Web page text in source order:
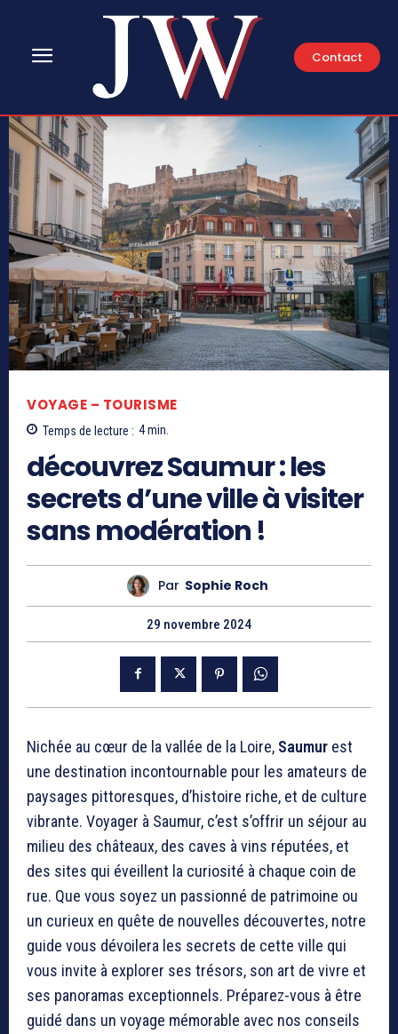
Contact
VOYAGE – TOURISME
Temps de lecture : 4min.
découvrez Saumur : les
secrets d’une ville à visiter
sans modération !
Par Sophie Roch
29 novembre 2024
Nichée au cœur de la vallée de la Loire, Saumur est
une destination incontournable pour les amateurs de
paysages pittoresques, d’histoire riche, et de culture
vibrante. Voyager à Saumur, c’est s’offrir un séjour au
milieu des châteaux, des caves à vins réputées, et
des sites qui éveillent la curiosité à chaque coin de
rue. Que vous soyez un passionné de patrimoine ou
un curieux en quête de nouvelles découvertes, notre
guide vous dévoilera les secrets de cette ville qui
vous invite à explorer ses trésors, son art de vivre et
ses panoramas exceptionnels. Préparez-vous à être
guidé dans un voyage mémorable avec nos conseils